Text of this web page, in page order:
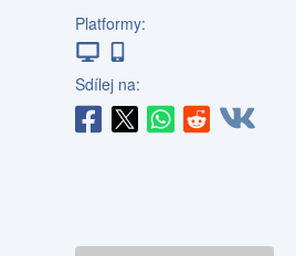
Platformy:
Sdílej na: